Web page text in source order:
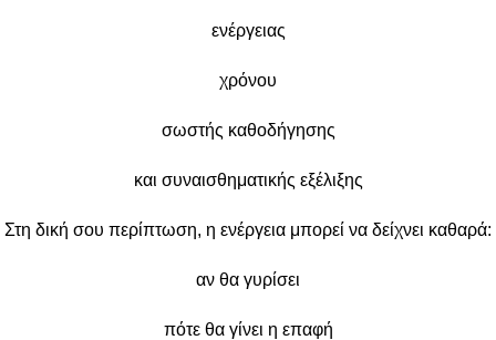
ενέργειας
χρόνου
σωστής καθοδήγησης
και συναισθηματικής εξέλιξης
Στη δική σου περίπτωση, η ενέργεια μπορεί να δείχνει καθαρά:
αν θα γυρίσει
πότε θα γίνει η επαφή